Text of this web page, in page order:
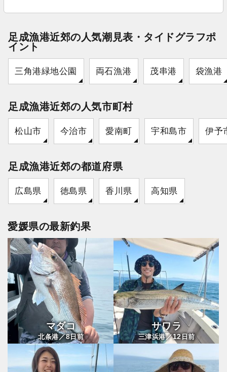
足成漁港近郊の人気潮見表・タイドグラフポ
イント
三角港緑地公園 両石漁港 茂串港 袋漁港
足成漁港近郊の人気市町村
松山市 今治市 愛南町 宇和島市 伊予
足成漁港近郊の都道府県
広島県 徳島県 香川県 高知県
愛媛県の最新釣果
マダコ
北条港／8日前
サワラ
三津浜港／12 日前